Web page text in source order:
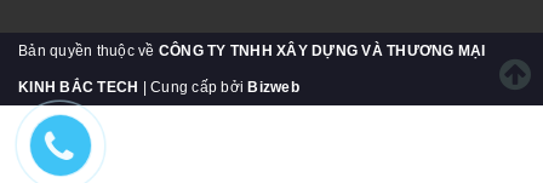
Bản quyền thuộc về CÔNG TY TNHH XÂY DỰNG VÀ THƯƠNG MẠI
KINH BẮC TECH | Cung cấp bởi Bizweb